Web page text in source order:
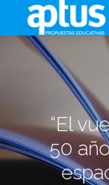
“El
50